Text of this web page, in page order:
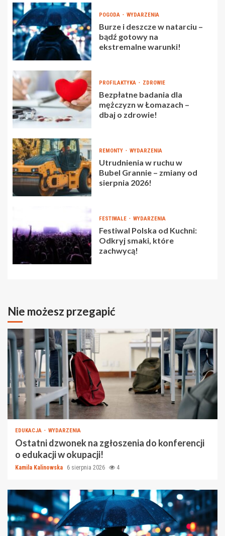
POGODA WYDARZENIA
Burze i deszcze w natarciu –
bądź gotowy na
ekstremalne warunki!
PROFILAKTYKA ZDROWIE
Bezpłatne badania dla
mężczyzn w Łomazach –
dbaj o zdrowie!
REMONTY WYDARZENIA
Utrudnienia w ruchu w
Bubel Grannie – zmiany od
sierpnia 2026!
FESTIWALE WYDARZENIA
Festiwal Polska od Kuchni:
Odkryj smaki, które
zachwycą!
Nie możesz przegapić
EDUKACJA WYDARZENIA
Ostatni dzwonek na zgłoszenia do konferencji
o edukacji w okupacji!
Kamila Kalinowska 6 sierpnia 2026 4